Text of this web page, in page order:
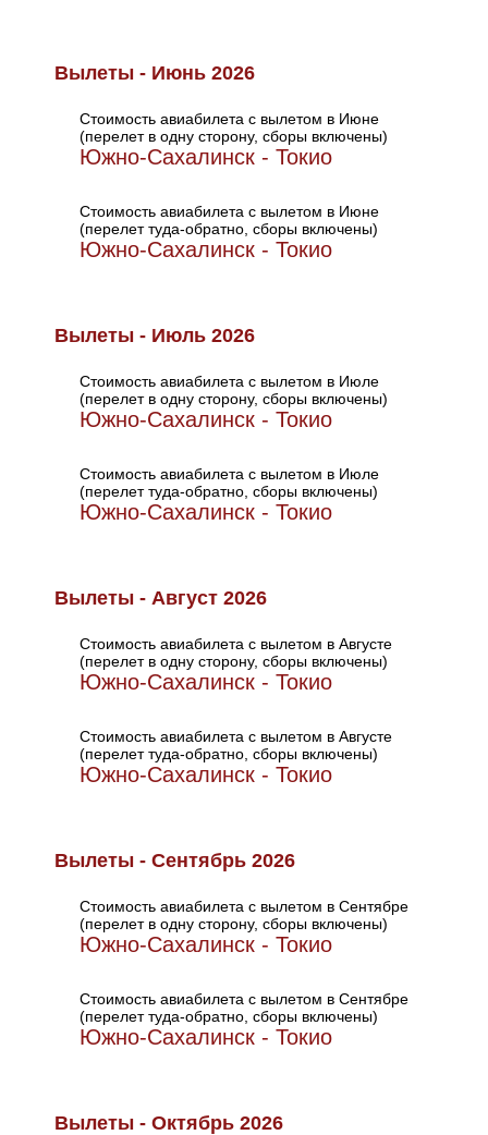
Вылеты - Июнь 2026
Стоимость авиабилета с вылетом в Июне
(перелет в одну сторону, сборы включены)
Южно-Сахалинск - Токио
Стоимость авиабилета с вылетом в Июне
(перелет туда-обратно, сборы включены)
Южно-Сахалинск - Токио
Вылеты - Июль 2026
Стоимость авиабилета с вылетом в Июле
(перелет в одну сторону, сборы включены)
Южно-Сахалинск - Токио
Стоимость авиабилета с вылетом в Июле
(перелет туда-обратно, сборы включены)
Южно-Сахалинск - Токио
Вылеты - Август 2026
Стоимость авиабилета с вылетом в Августе
(перелет в одну сторону, сборы включены)
Южно-Сахалинск - Токио
Стоимость авиабилета с вылетом в Августе
(перелет туда-обратно, сборы включены)
Южно-Сахалинск - Токио
Вылеты - Сентябрь 2026
Стоимость авиабилета с вылетом в Сентябре
(перелет в одну сторону, сборы включены)
Южно-Сахалинск - Токио
Стоимость авиабилета с вылетом в Сентябре
(перелет туда-обратно, сборы включены)
Южно-Сахалинск - Токио
Вылеты - Октябрь 2026